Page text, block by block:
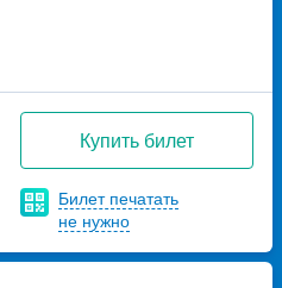
Купить билет
Билет печатать
не нужно